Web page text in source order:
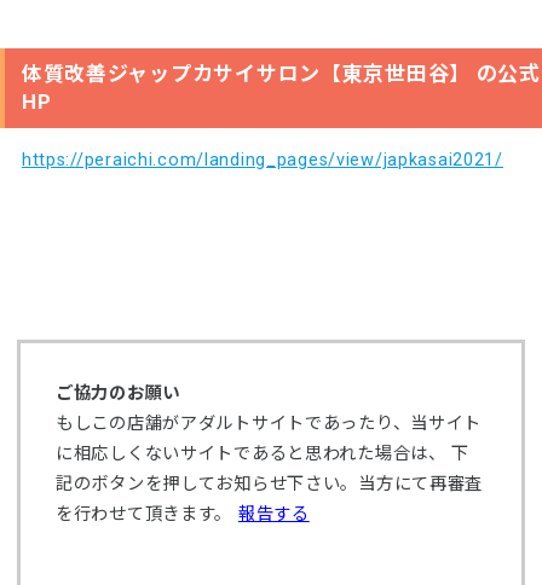
体質改善ジャップカサイサロン【東京世田谷】 の公式
HP
https://peraichi.com/landing_pages/view/japkasai2021/
ご協力のお願い
もしこの店舗がアダルトサイトであったり、当サイト
に相応しくないサイトであると思われた場合は、 下
記のボタンを押してお知らせ下さい。当方にて再審査
を行わせて頂きます。 報告する